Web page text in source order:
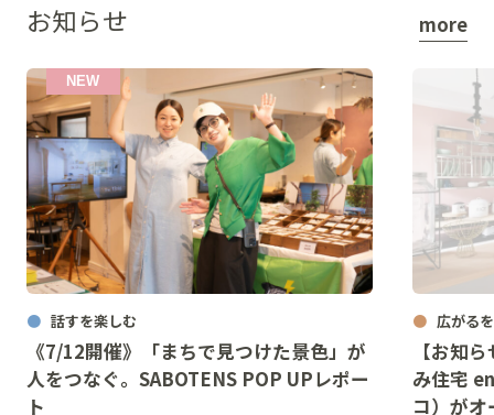
お知らせ
話すを楽しむ
《7/12開催》「まちで見つけた景色」が
人をつなぐ。SABOTENS POP UPレポー
ト
広がる
【お知
み住宅
コ）が
more